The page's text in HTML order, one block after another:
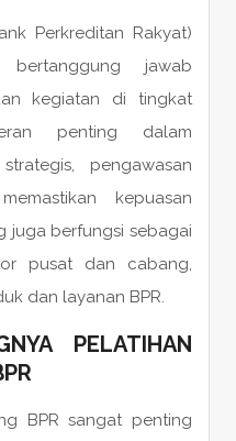
Perkreditan Rakyat)
jawab
kegiatan di tingkat
penting dalam
pengawasan
kepuasan
juga berfungsi sebagai
pusat dan cabang,
dan layanan BPR.
PELATIHAN
BPR sangat penting